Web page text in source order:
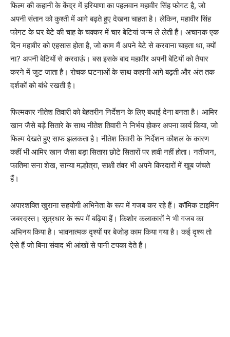
फिल्‍म की कहानी के केंद्र में हरियाणा का पहलवान महावीर सिंह फोगट है, जो
अपनी संतान को कुश्‍ती में आगे बढ़ते हुए देखना चाहता है। लेकिन, महावीर सिंह
फोगट के घर बेटे की चाह के चक्‍कर में चार बेटियां जन्‍म ले लेती हैं। अचानक एक
दिन महावीर को एहसास होता है, जो काम मैं अपने बेटे से करवाना चाहता था, क्‍यों
ना? अपनी बेटियों से करवाऊं। बस इसके बाद महावीर अपनी बेटियों को तैयार
करने में जुट जाता है। रोचक घटनाओं के साथ कहानी आगे बढ़ती और अंत तक
दर्शकों को बांधे रखती है।
फिल्‍मकार नीतेश तिवारी को बेहतरीन निर्देशन के लिए बधाई देना बनता है। आमिर
खान जैसे बड़े सितारे के साथ नीतेश तिवारी ने निर्भय होकर अपना कार्य किया, जो
फिल्‍म देखते हुए साफ झलकता है। नीतेश तिवारी के निर्देशन कौशल के कारण
कहीं भी आमिर खान जैसा बड़ा सितारा छोटे सितारों पर हावी नहीं होता। नतीजन,
फातिमा सना शेख, सान्या मल्होत्रा, साक्षी तंवर भी अपने किरदारों में खूब जंचते
हैं।
अपारशक्‍ति खुराना सहयोगी अभिनेता के रूप में गजब कर रहे हैं। कॉमिक टाइमिंग
जबरदस्‍त। सूत्रधार के रूप में बढ़िया हैं। किशोर कलाकारों ने भी गजब का
अभिनय किया है। भावनात्‍मक दृश्‍यों पर बेजोड़ काम किया गया है। कई दृश्‍य तो
ऐसे हैं जो बिना संवाद भी आंखों से पानी टपका देते हैं।